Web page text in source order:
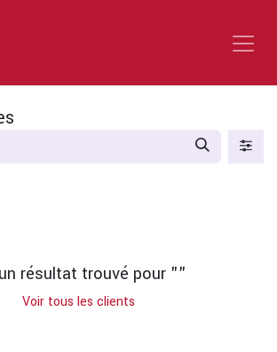
résultat trouvé pour ""
Voir tous les clients